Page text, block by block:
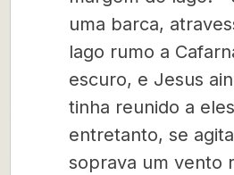
uma barca,
lago rumo a
escuro, e Jesus
tinha reunido a
entretanto, se
soprava um vento